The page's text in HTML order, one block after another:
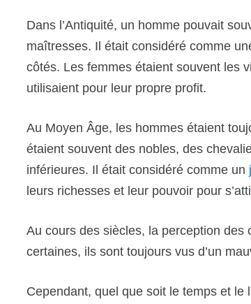
Dans l’Antiquité, un homme pouvait
maîtresses. Il était considéré comme
côtés. Les femmes étaient souvent les
utilisaient pour leur propre profit.
Au Moyen Âge, les hommes étaient
étaient souvent des nobles, des
inférieures. Il était considéré comme un
leurs richesses et leur pouvoir pour
Au cours des siècles, la perception
certaines, ils sont toujours vus d’un
Cependant, quel que soit le temps et le